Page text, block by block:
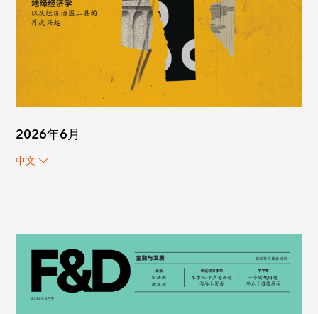
2026年6月
中文